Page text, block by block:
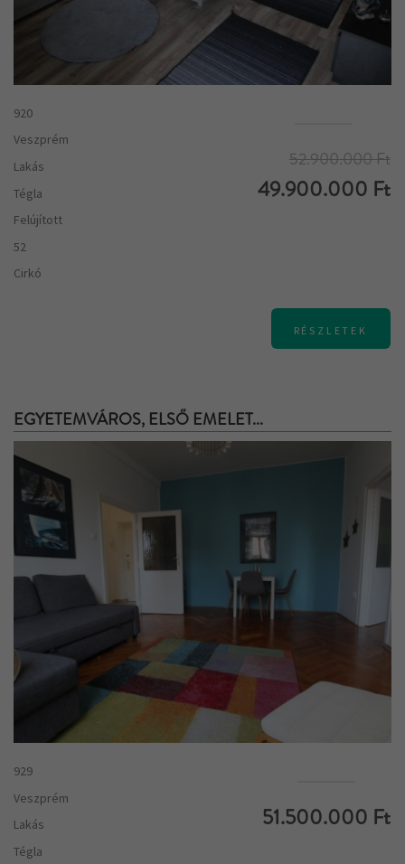
920
Veszprém
Lakás
Tégla
Felújított
52
Cirkó
52.900.000 Ft
49.900.000 Ft
RÉSZLETEK
EGYETEMVÁROS, ELSŐ EMELET...
929
Veszprém
Lakás
Tégla
51.500.000 Ft